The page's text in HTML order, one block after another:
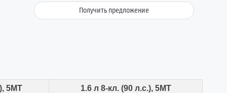
Получить предложение
5МТ 1.6 л 8-кл. (90 л.с.), 5МТ